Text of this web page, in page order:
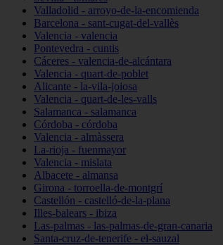
Valladolid - arroyo-de-la-encomienda
Barcelona - sant-cugat-del-vallès
Valencia - valencia
Pontevedra - cuntis
Cáceres - valencia-de-alcántara
Valencia - quart-de-poblet
Alicante - la-vila-joiosa
Valencia - quart-de-les-valls
Salamanca - salamanca
Córdoba - córdoba
Valencia - almàssera
La-rioja - fuenmayor
Valencia - mislata
Albacete - almansa
Girona - torroella-de-montgrí
Castellón - castelló-de-la-plana
Illes-balears - ibiza
Las-palmas - las-palmas-de-gran-canaria
Santa-cruz-de-tenerife - el-sauzal